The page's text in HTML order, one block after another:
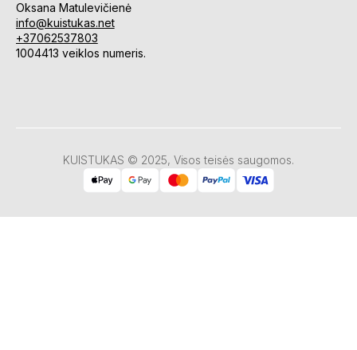
Oksana Matulevičienė
info@kuistukas.net
+37062537803
1004413 veiklos numeris.
KUISTUKAS © 2025, Visos teisės saugomos.